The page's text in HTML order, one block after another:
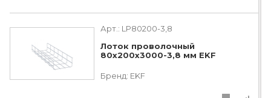
Арт.: LP80200-3,8
Лоток проволочный
80х200х3000-3,8 мм EKF
Бренд: EKF